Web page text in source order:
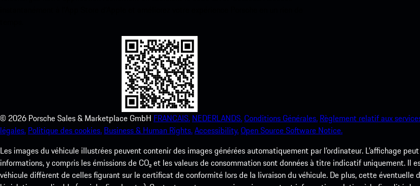
© 2026 Porsche Sales & Marketplace GmbH FRANCAIS. NEDERLANDS.Conditions Générales. Règlement relatif aux
légales. Politique des cookies. Business & Human Rights.Accessibility.Open Source Software Notice.
Les images du véhicule illustrées peuvent contenir des images générées automatiquement par l’ordinateur. L’affichage
informations, y compris les émissions de CO₂ et les valeurs de consommation sont données à titre indicatif uniquement. Il
véhicule diffèrent de celles figurant sur le certificat de conformité lors de la livraison du véhicule. De plus, cette éventuelle